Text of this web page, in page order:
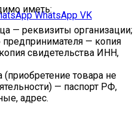
WhatsApp VK
иметь:
— реквизиты организации;
— копия
свидетельства ИНН,
товара не
— паспорт РФ,
адрес.